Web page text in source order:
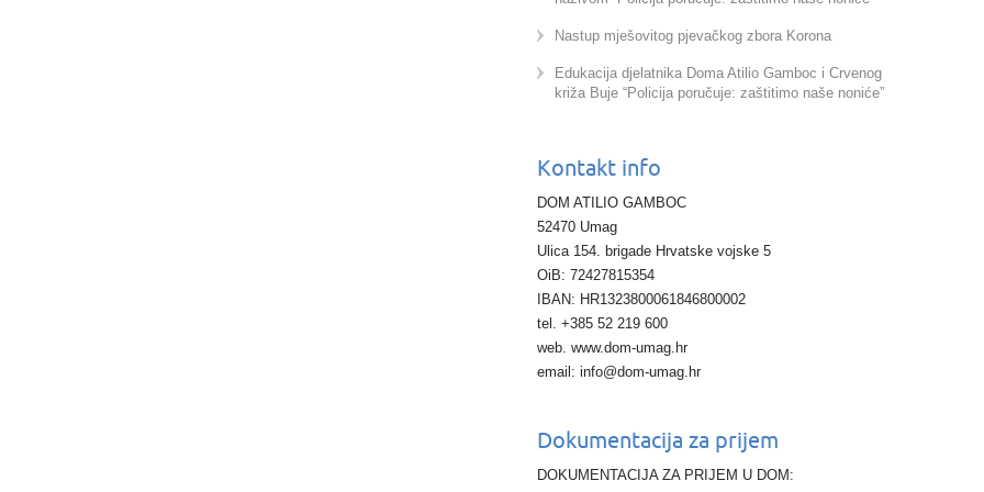
Nastup mješovitog pjevačkog zbora Korona
Edukacija djelatnika Doma Atilio Gamboc i Crvenog
križa Buje “Policija poručuje: zaštitimo naše noniće”
Kontakt info
DOM ATILIO GAMBOC
52470 Umag
Ulica 154. brigade Hrvatske vojske 5
OiB: 72427815354
IBAN: HR1323800061846800002
tel. +385 52 219 600
web. www.dom-umag.hr
email: info@dom-umag.hr
Dokumentacija za prijem
DOKUMENTACIJA ZA PRIJEM U DOM: